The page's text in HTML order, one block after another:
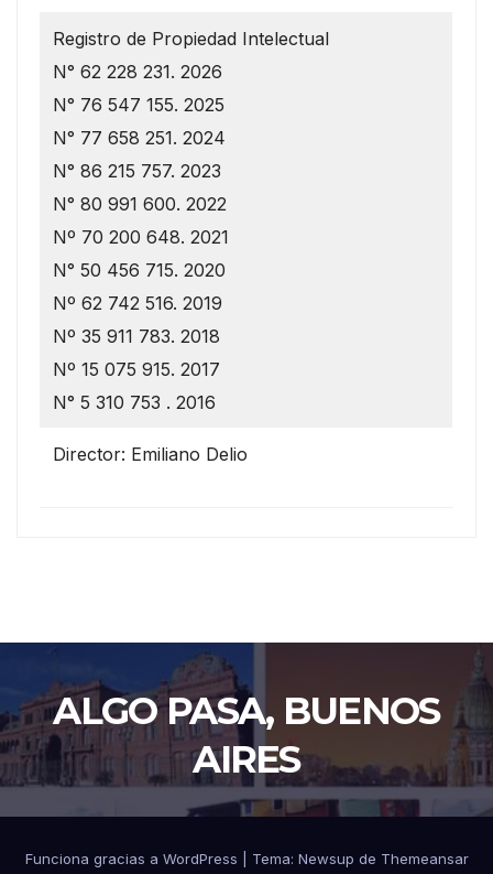
Registro de Propiedad Intelectual
N° 62 228 231. 2026
N° 76 547 155. 2025
N° 77 658 251. 2024
N° 86 215 757. 2023
N° 80 991 600. 2022
Nº 70 200 648. 2021
N° 50 456 715. 2020
Nº 62 742 516. 2019
Nº 35 911 783. 2018
Nº 15 075 915. 2017
N° 5 310 753 . 2016
Director: Emiliano Delio
ALGO PASA, BUENOS
AIRES
Funciona gracias a WordPress Tema: Newsup de Themeansar